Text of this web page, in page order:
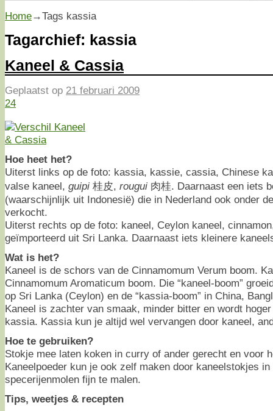
Home→Tags kassia
Tagarchief: kassia
Kaneel & Cassia
Geplaatst op 21 februari 2009
24
Hoe heet het?
Uiterst links op de foto: kassia, kassie, cassia, Chinese
valse kaneel, guipi 桂皮, rougui 肉桂. Daarnaast een iets
(waarschijnlijk uit Indonesië) die in Nederland ook onder
verkocht.
Uiterst rechts op de foto: kaneel, Ceylon kaneel,
geïmporteerd uit Sri Lanka. Daarnaast iets kleinere
Wat is het?
Kaneel is de schors van de Cinnamomum Verum boom.
Cinnamomum Aromaticum boom. Die “kaneel-boom”
op Sri Lanka (Ceylon) en de “kassia-boom” in China,
Kaneel is zachter van smaak, minder bitter en wordt
kassia. Kassia kun je altijd wel vervangen door kaneel,
Hoe te gebruiken?
Stokje mee laten koken in curry of ander gerecht en voor
Kaneelpoeder kun je ook zelf maken door kaneelstokjes
specerijenmolen fijn te malen.
Tips, weetjes & recepten